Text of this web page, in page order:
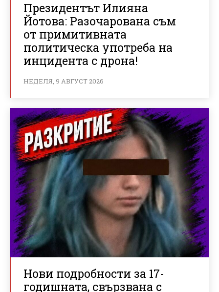
Президентът Илияна
Йотова: Разочарована съм
от примитивната
политическа употреба на
инцидента с дрона!
НЕДЕЛЯ, 9 АВГУСТ 2026
Нови подробности за 17-
годишната, свързвана с